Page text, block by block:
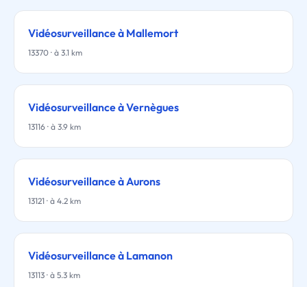
Vidéosurveillance à Mallemort
13370 · à 3.1 km
Vidéosurveillance à Vernègues
13116 · à 3.9 km
Vidéosurveillance à Aurons
13121 · à 4.2 km
Vidéosurveillance à Lamanon
13113 · à 5.3 km